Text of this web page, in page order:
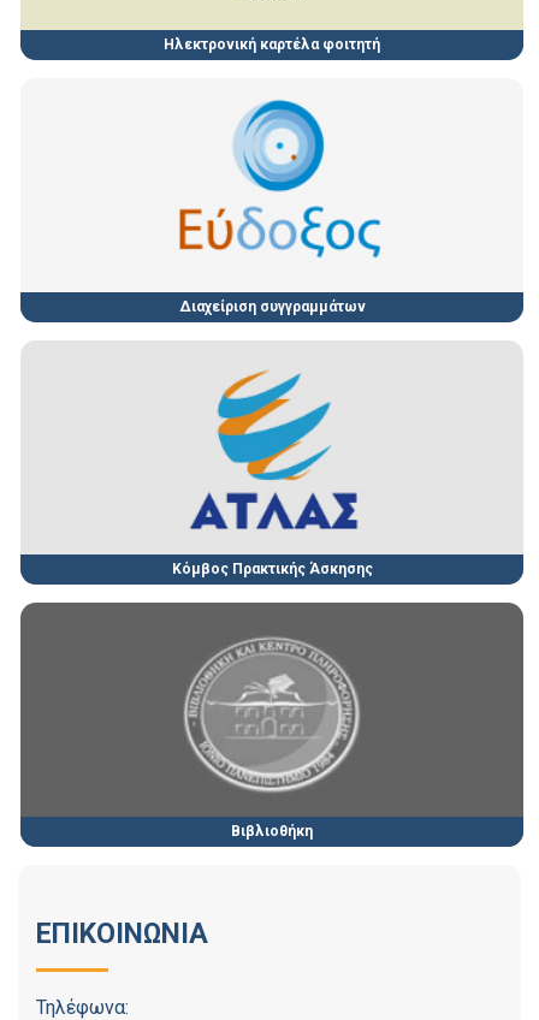
Ηλεκτρονική καρτέλα φοιτητή
Διαχείριση συγγραμμάτων
Κόμβος Πρακτικής Άσκησης
Βιβλιοθήκη
ΕΠΙΚΟΙΝΩΝΙΑ
Τηλέφωνα: